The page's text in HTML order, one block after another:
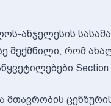
ანჯელესის
შექმნილი, რომ
მთავრობის